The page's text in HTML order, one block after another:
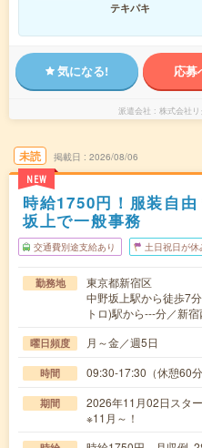
テキパキ
気になる! 応募
派遣会社 株式会社
未読
NEW
掲載日 2026/08/06
時給1750円！服装自
坂上で一般事務
交通費別途支給あり 土日祝日が休
勤務地
東京都新宿区
中野坂上駅から徒歩7
トロ)駅から---分／新
曜日頻度 月～金／週5日
時間 09:30-17:30（休憩60
期間
2026年11月02日スタ
※11月～！